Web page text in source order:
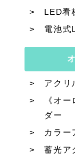
LED看
電池式
アクリ
《オ
ダー
カラー
蓄光ア